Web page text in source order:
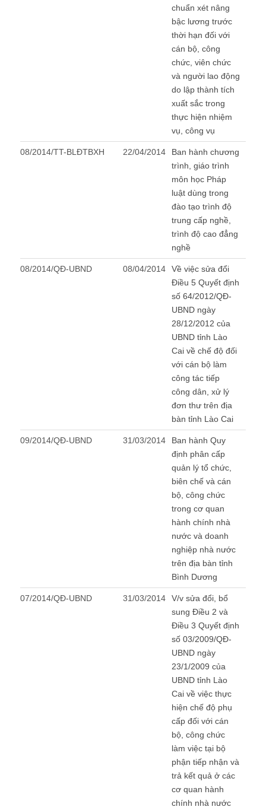
chuẩn xét nâng
bậc lương trước
thời hạn đối với
cán bộ, công
chức, viên chức
và người lao động
do lập thành tích
xuất sắc trong
thực hiện nhiệm
vụ, công vụ
08/2014/TT-BLĐTBXH 22/04/2014
Ban hành chương
trình, giáo trình
môn học Pháp
luật dùng trong
đào tạo trình độ
trung cấp nghề,
trình độ cao đẳng
nghề
08/2014/QĐ-UBND 08/04/2014
Về việc sửa đổi
Điều 5 Quyết định
số 64/2012/QĐ-
UBND ngày
28/12/2012 của
UBND tỉnh Lào
Cai về chế độ đối
với cán bộ làm
công tác tiếp
công dân, xử lý
đơn thư trên địa
bàn tỉnh Lào Cai
09/2014/QĐ-UBND 31/03/2014
Ban hành Quy
định phân cấp
quản lý tổ chức,
biên chế và cán
bộ, công chức
trong cơ quan
hành chính nhà
nước và doanh
nghiệp nhà nước
trên địa bàn tỉnh
Bình Dương
07/2014/QĐ-UBND 31/03/2014
V/v sửa đổi, bổ
sung Điều 2 và
Điều 3 Quyết định
số 03/2009/QĐ-
UBND ngày
23/1/2009 của
UBND tỉnh Lào
Cai về việc thực
hiện chế độ phụ
cấp đối với cán
bộ, công chức
làm việc tại bộ
phận tiếp nhận và
trả kết quả ở các
cơ quan hành
chính nhà nước